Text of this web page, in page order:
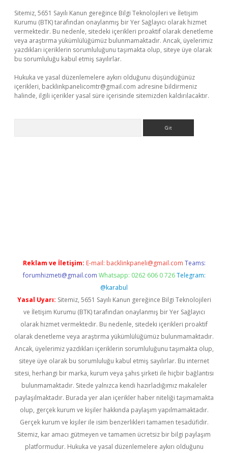
Sitemiz, 5651 Sayılı Kanun gereğince Bilgi Teknolojileri ve İletişim
Kurumu (BTK) tarafından onaylanmış bir Yer Sağlayıcı olarak hizmet
vermektedir. Bu nedenle, sitedeki içerikleri proaktif olarak denetleme
veya araştırma yükümlülüğümüz bulunmamaktadır. Ancak, üyelerimiz
yazdıkları içeriklerin sorumluluğunu taşımakta olup, siteye üye olarak
bu sorumluluğu kabul etmiş sayılırlar.
Hukuka ve yasal düzenlemelere aykırı olduğunu düşündüğünüz
içerikleri, backlinkpanelicomtr@gmail.com adresine bildirmeniz
halinde, ilgili içerikler yasal süre içerisinde sitemizden kaldırılacaktır.
Reklam ve İletişim: E-mail: backlinkpaneli@gmail.com Teams:
forumhizmeti@gmail.com Whatsapp: 0262 606 0 726 Telegram:
@karabul
Yasal Uyarı: Sitemiz, 5651 Sayılı Kanun gereğince Bilgi Teknolojileri
ve İletişim Kurumu (BTK) tarafından onaylanmış bir Yer Sağlayıcı
olarak hizmet vermektedir. Bu nedenle, sitedeki içerikleri proaktif
olarak denetleme veya araştırma yükümlülüğümüz bulunmamaktadır.
Ancak, üyelerimiz yazdıkları içeriklerin sorumluluğunu taşımakta olup,
siteye üye olarak bu sorumluluğu kabul etmiş sayılırlar. Bu internet
sitesi, herhangi bir marka, kurum veya şahıs şirketi ile hiçbir bağlantısı
bulunmamaktadır. Sitede yalnızca kendi hazırladığımız makaleler
paylaşılmaktadır. Burada yer alan içerikler haber niteliği taşımamakta
olup, gerçek kurum ve kişiler hakkında paylaşım yapılmamaktadır.
Gerçek kurum ve kişiler ile isim benzerlikleri tamamen tesadüfidir.
Sitemiz, kar amacı gütmeyen ve tamamen ücretsiz bir bilgi paylaşım
platformudur. Hukuka ve yasal düzenlemelere aykırı olduğunu